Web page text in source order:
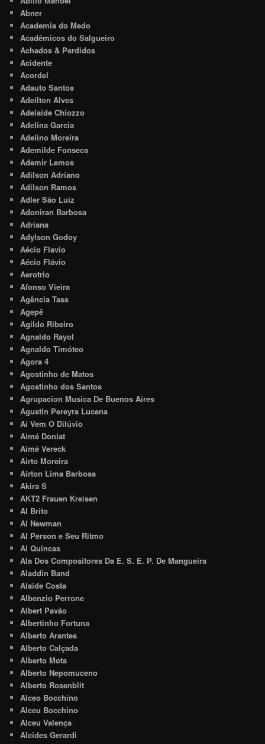
Abner
Academia do Medo
Acadêmicos do Salgueiro
Achados & Perdidos
Acidente
Acordel
Adauto Santos
Adeilton Alves
Adelaide Chiozzo
Adelina Garcia
Adelino Moreira
Ademilde Fonseca
Ademir Lemos
Adilson Adriano
Adilson Ramos
Adler São Luiz
Adoniran Barbosa
Adriana
Adylson Godoy
Aécio Flavio
Aécio Flávio
Aerotrio
Afonso Vieira
Agência Tass
Agepê
Agildo Ribeiro
Agnaldo Rayol
Agnaldo Timóteo
Agora 4
Agostinho de Matos
Agostinho dos Santos
Agrupacion Musica De Buenos Aires
Agustin Pereyra Lucena
Aí Vem O Dilúvio
Aimé Doniat
Aimé Vereck
Airto Moreira
Airton Lima Barbosa
Akira S
AKT2 Frauen Kreisen
Al Brito
Al Newman
Al Person e Seu Ritmo
Al Quincas
Ala Dos Compositores Da E. S. E. P. De Mangueira
Aladdin Band
Alaide Costa
Albenzio Perrone
Albert Pavão
Albertinho Fortuna
Alberto Arantes
Alberto Calçada
Alberto Mota
Alberto Nepomuceno
Alberto Rosenblit
Alceo Bocchino
Alceu Bocchino
Alceu Valença
Alcides Gerardi